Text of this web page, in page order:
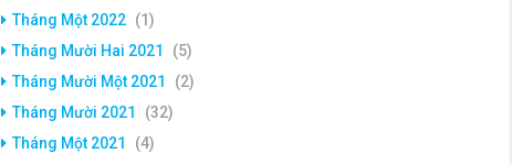
Tháng Một 2022 (1)
Tháng Mười Hai 2021
(5)
Tháng Mười Một 2021
(2)
Tháng Mười 2021
(32)
Tháng Một 2021
(4)